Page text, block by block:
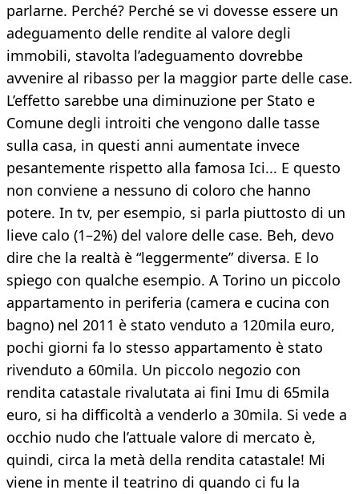
parlarne. Perché? Perché se vi dovesse essere un
adeguamento delle rendite al valore degli
immobili, stavolta l’adeguamento dovrebbe
avvenire al ribasso per la maggior parte delle case.
L’effetto sarebbe una diminuzione per Stato e
Comune degli introiti che vengono dalle tasse
sulla casa, in questi anni aumentate invece
pesantemente rispetto alla famosa Ici... E questo
non conviene a nessuno di coloro che hanno
potere. In tv, per esempio, si parla piuttosto di un
lieve calo (1–2%) del valore delle case. Beh, devo
dire che la realtà è “leggermente” diversa. E lo
spiego con qualche esempio. A Torino un piccolo
appartamento in periferia (camera e cucina con
bagno) nel 2011 è stato venduto a 120mila euro,
pochi giorni fa lo stesso appartamento è stato
rivenduto a 60mila. Un piccolo negozio con
rendita catastale rivalutata ai fini Imu di 65mila
euro, si ha difficoltà a venderlo a 30mila. Si vede a
occhio nudo che l’attuale valore di mercato è,
quindi, circa la metà della rendita catastale! Mi
viene in mente il teatrino di quando ci fu la